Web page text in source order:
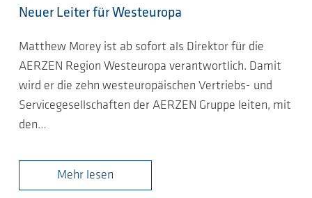
Neuer Leiter für Westeuropa
Matthew Morey ist ab sofort als Direktor für die
AERZEN Region Westeuropa verantwortlich. Damit
wird er die zehn westeuropäischen Vertriebs- und
Servicegesellschaften der AERZEN Gruppe leiten, mit
den…
Mehr lesen